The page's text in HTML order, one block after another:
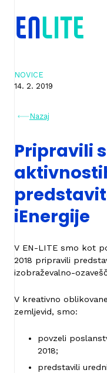
NOVICE
14. 2. 2019
Nazaj
Pripravili
iEnergije
V EN-LITE smo kot
2018 pripravili
izobraževalno-
V kreativno
zemljevid, smo:
povzeli
2018;
predstavili